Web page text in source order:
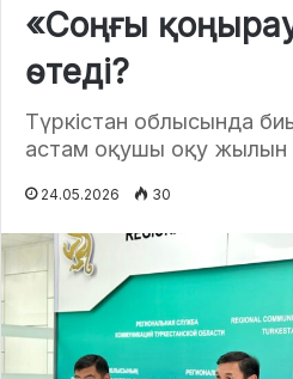
«Соңғы
өтеді?
Түркістан облысында
астам оқушы оқу жылын
24.05.2026 30